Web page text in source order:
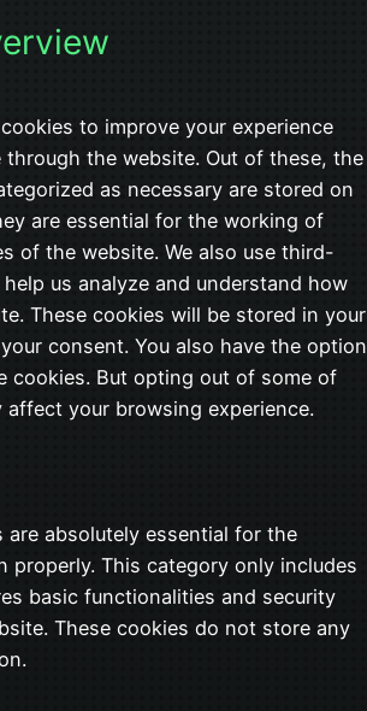
to improve your experience
through the website. Out of these, the
as necessary are stored on
are essential for the working of
of the website. We also use third-
us analyze and understand how
These cookies will be stored in your
consent. You also have the option
cookies. But opting out of some of
affect your browsing experience.
are absolutely essential for the
properly. This category only includes
basic functionalities and security
These cookies do not store any